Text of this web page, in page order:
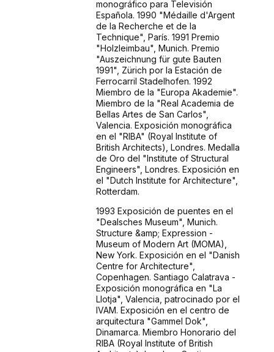
monográfico para Televisión
Española. 1990 "Médaille d'Argent
de la Recherche et de la
Technique", París. 1991 Premio
"Holzleimbau", Munich. Premio
"Auszeichnung für gute Bauten
1991", Zürich por la Estación de
Ferrocarril Stadelhofen. 1992
Miembro de la "Europa Akademie".
Miembro de la "Real Academia de
Bellas Artes de San Carlos",
Valencia. Exposición monográfica
en el "RIBA" (Royal Institute of
British Architects), Londres. Medalla
de Oro del "Institute of Structural
Engineers", Londres. Exposición en
el "Dutch Institute for Architecture",
Rotterdam.
1993 Exposición de puentes en el
"Dealsches Museum", Munich.
Structure &amp; Expression -
Museum of Modern Art (MOMA),
New York. Exposición en el "Danish
Centre for Architecture",
Copenhagen. Santiago Calatrava -
Exposición monográfica en "La
Llotja", Valencia, patrocinado por el
IVAM. Exposición en el centro de
arquitectura "Gammel Dok",
Dinamarca. Miembro Honorario del
RIBA (Royal Institute of British